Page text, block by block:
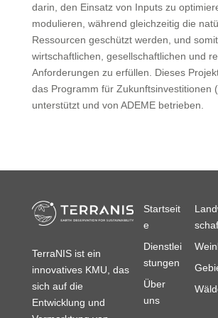
darin, den Einsatz von Inputs zu
modulieren, während gleichzeitig die
Ressourcen geschützt werden, und
wirtschaftlichen, gesellschaftlichen und
Anforderungen zu erfüllen. Dieses
das Programm für Zukunftsinvestitionen
unterstützt und von ADEME betrieben.
TerraNIS ist ein
innovatives KMU, das
sich auf die
Entwicklung und
Startseit
e
Dienstlei
stungen
Über
uns